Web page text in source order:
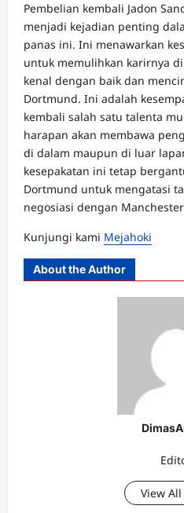
Pembelian kembali Jadon
menjadi kejadian penting
panas ini. Ini menawarkan
untuk memulihkan karirnya
kenal dengan baik dan
Dortmund. Ini adalah
kembali salah satu talenta
harapan akan membawa
di dalam maupun di luar
kesepakatan ini tetap
Dortmund untuk mengatasi
negosiasi dengan
Kunjungi kami Mejahoki
About the Author
View All